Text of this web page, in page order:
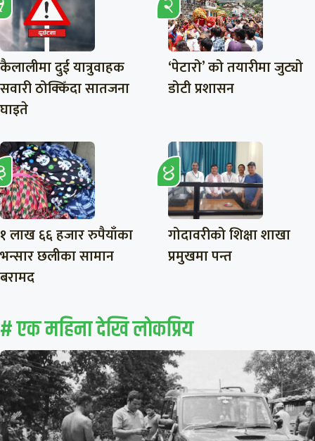
कैलालीमा दुई यात्रुवाहक
सवारी ठोक्किँदा सातजना
घाइते
‘पेटारो’ को तयारीमा जुट्यो
डोटी प्रशासन
१ लाख ६६ हजार रुपैयाँका
भन्सार छलीका सामान
बरामद
गोदावरीको शिक्षा शाखा
प्रमुखमा पन्त
# एक महिना देखि लाेकप्रिय